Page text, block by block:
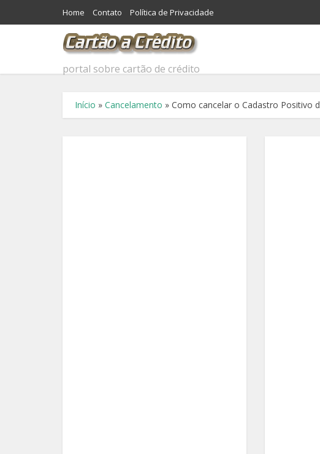
Home Contato Política de Privacidade
portal sobre cartão de crédito
Início » Cancelamento » Como cancelar o Cadastro Positivo